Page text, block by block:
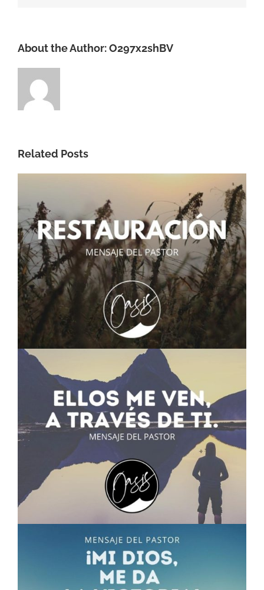
About the Author:O297x2shBV
Related Posts